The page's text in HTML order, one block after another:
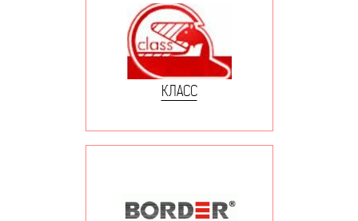
КЛАСС